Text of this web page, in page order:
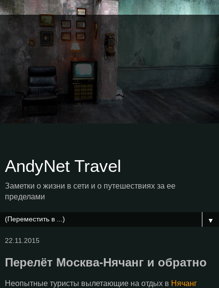
AndyNet Travel
Заметки о жизни в сети и о путешествиях за ее
пределами
▼
22.11.2015
Перелёт Москва-Нячанг и обратно
Неопытные туристы вылетающие на отдых в Нячанг